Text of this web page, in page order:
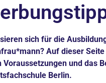
sich für die
Auf dieser
Voraussetzungen und das
Berlin.